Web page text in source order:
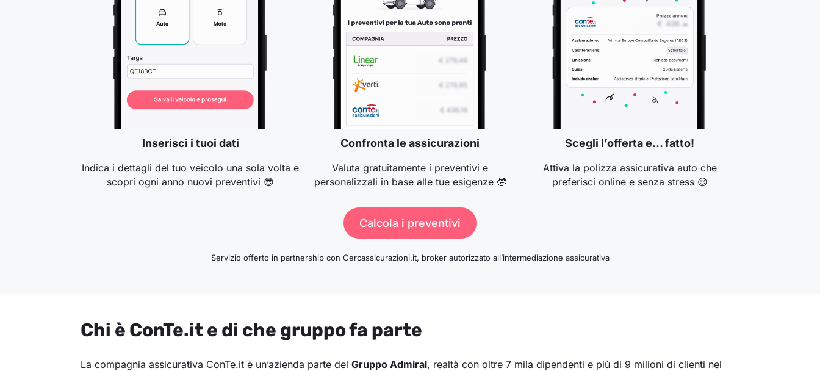
Inserisci i tuoi dati
Indica i dettagli del tuo veicolo una sola volta e
scopri ogni anno nuovi preventivi 😎
Confronta le assicurazioni
Valuta gratuitamente i preventivi e
personalizzali in base alle tue esigenze 🤓
Scegli l’offerta e… fatto!
Attiva la polizza assicurativa auto che
preferisci online e senza stress 😌
Calcola i preventivi
Servizio offerto in partnership con Cercassicurazioni.it, broker autorizzato all’intermediazione assicurativa
Chi è ConTe.it e di che gruppo fa parte
La compagnia assicurativa ConTe.it è un’azienda parte del Gruppo Admiral, realtà con oltre 7 mila dipendenti e più di 9 milioni di clienti nel